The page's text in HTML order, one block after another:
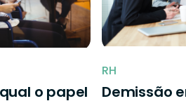
o papel
RH
Demissão